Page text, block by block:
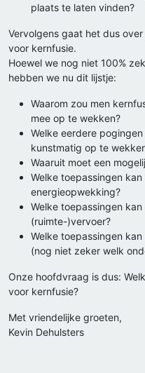
plaats te laten vinden?
Vervolgens gaat het dus
voor kernfusie.
Hoewel we nog niet 100%
hebben we nu dit lijstje:
Waarom zou men
mee op te wekken?
Welke eerdere
kunstmatig op te
Waaruit moet een
Welke toepassingen
energieopwekking?
Welke toepassingen
(ruimte-)vervoer?
Welke toepassingen
(nog niet zeker welk
Onze hoofdvraag is dus:
voor kernfusie?
Met vriendelijke groeten,
Kevin Dehulsters